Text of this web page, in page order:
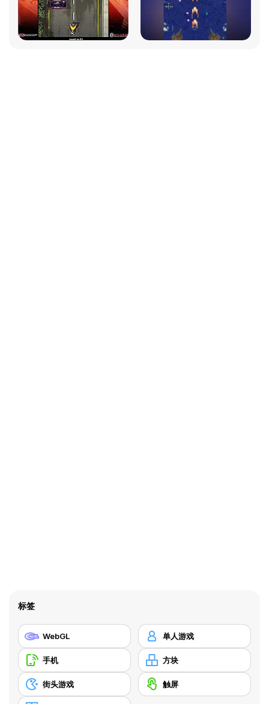
标签
WebGL 单人游戏
手机 方块
街头游戏 触屏